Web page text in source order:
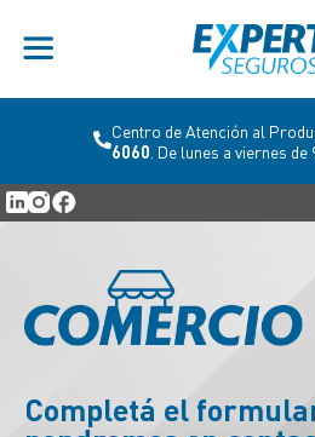
Centro de Atención al
6060 . De lunes a viernes de
Completá el